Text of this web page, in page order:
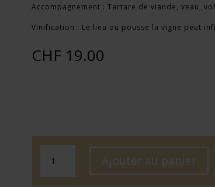
Accompagnement : Tartare de viande, veau,
Vinification : Le lieu ou pousse la vigne peut
CHF19.00
Pinot
Ajouter au panier